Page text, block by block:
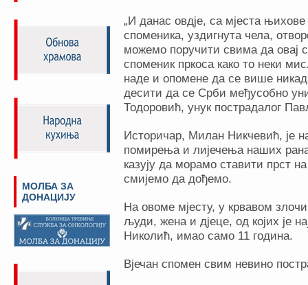
„И данас овдје, са мјеста њихове
споменика, уздигнута чела,
можемо поручити свима да овај
споменик пркоса како то неки
наде и опомене да се више
десити да се Срби међусобно
Тодоровић, унук пострадалог
Историчар, Милан Никчевић, је
помирења и лијечења наших
казују да морамо ставити прст
смијемо да дођемо.
На овоме мјесту, у крвавом
људи, жена и дјеце, од којих је
Николић, имао само 11 година.
Вјечан спомен свим невино
МОЛБА ЗА
ДОНАЦИЈУ